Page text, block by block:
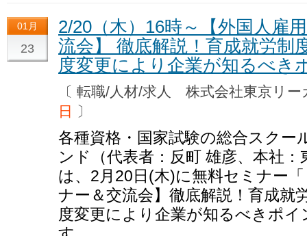
01月
23
2/20（木）16時～【外国人雇
流会】 徹底解説！育成就労制
度変更により企業が知るべき
〔 転職/人材/求人 株式会社東京リ
日
〕
各種資格・国家試験の総合スクー
ンド（代表者：反町 雄彦、本社
は、2月20日(木)に無料セミナー
ナー＆交流会】徹底解説！育成就
度変更により企業が知るべきポ